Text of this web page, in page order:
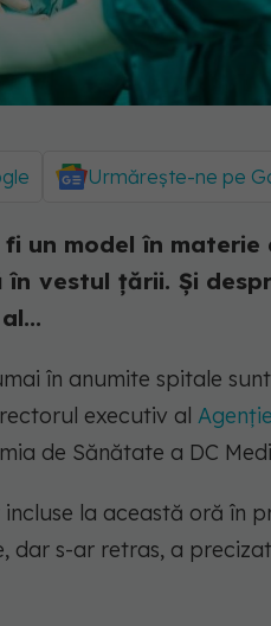
Urmărește-ne pe
un model în
vestul țării. Și
în anumite spitale sunt
executiv al
de Sănătate a DC
la această oră în
dar s-ar retras, a